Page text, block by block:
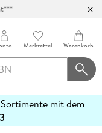
Merkzettel Warenkorb
mit dem